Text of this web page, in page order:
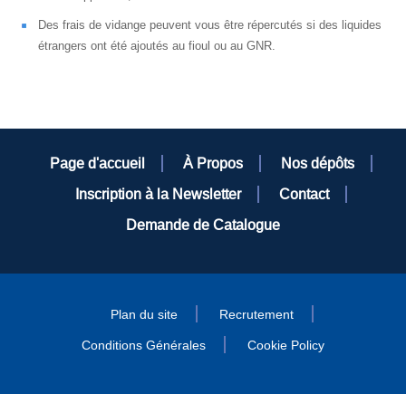
Des frais de vidange peuvent vous être répercutés si des liquides
étrangers ont été ajoutés au fioul ou au GNR.
Page d'accueil À Propos
Nos dépôts
Inscription à la Newsletter
Contact
Demande de Catalogue
Plan du site Recrutement
Conditions Générales Cookie Policy